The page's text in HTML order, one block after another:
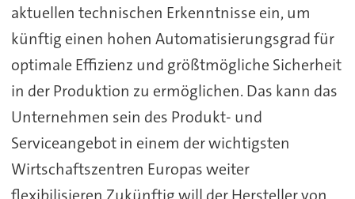
aktuellen technischen Erkenntnisse ein, um
künftig einen hohen Automatisierungsgrad für
optimale Effizienz und größtmögliche Sicherheit
in der Produktion zu ermöglichen. Das kann das
Unternehmen sein des Produkt- und
Serviceangebot in einem der wichtigsten
Wirtschaftszentren Europas weiter
flexibilisieren Zukünftig will der Hersteller von